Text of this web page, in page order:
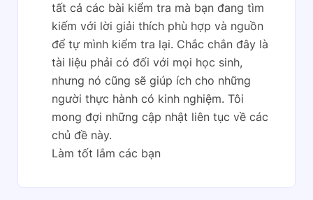
tất cả các bài kiểm tra mà bạn đang tìm
kiếm với lời giải thích phù hợp và nguồn
để tự mình kiểm tra lại. Chắc chắn đây là
tài liệu phải có đối với mọi học sinh,
nhưng nó cũng sẽ giúp ích cho những
người thực hành có kinh nghiệm. Tôi
mong đợi những cập nhật liên tục về các
chủ đề này.
Làm tốt lắm các bạn